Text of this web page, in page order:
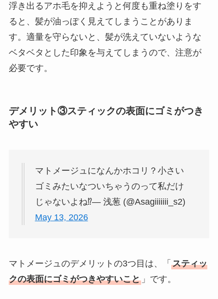
浮き出るアホ毛を抑えようと何度も重ね塗りをす
ると、髪が油っぽく見えてしまうことがありま
す。適量を守らないと、髪が洗えていないような
ベタベタとした印象を与えてしまうので、注意が
必要です。
デメリット③スティックの表面にゴミがつき
やすい
マトメージュになんかホコリ？小さい
ゴミみたいなついちゃうのって私だけ
じゃないよね⁉️— 浅葱 (@Asagiiiiiii_s2)
May 13, 2026
マトメージュのデメリットの3つ目は、「 スティッ
クの表面にゴミがつきやすいこと」です。